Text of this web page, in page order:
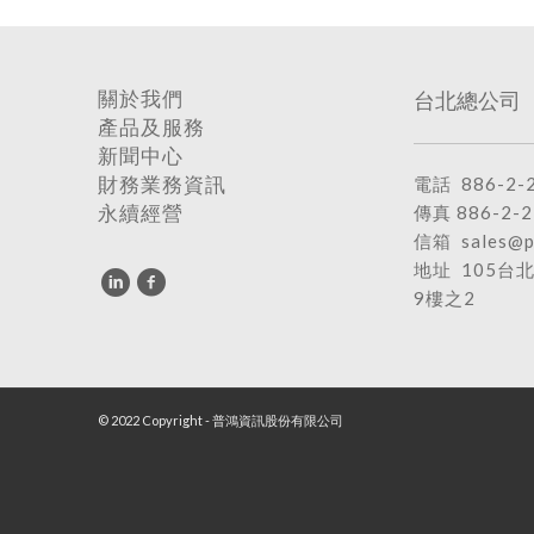
關於我們
產品及服務
新聞中心
財務業務資訊
永續經營
台北總公司
電話 886-2-
傳真 886-2-
信箱
地址 105台
9樓之2
© 2022 Copyright - 普鴻資訊股份有限公司